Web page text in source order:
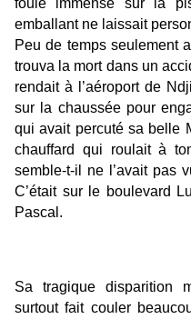
foule immense sur la
emballant ne laissait
Peu de temps seulement
trouva la mort dans un
rendait à l’aéroport de
sur la chaussée pour
qui avait percuté sa belle
chauffard qui roulait à
semble-t-il ne l’avait pas
C’était sur le boulevard
Pascal.
Sa tragique disparition
surtout fait couler